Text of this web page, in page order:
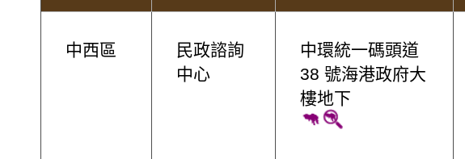
中西區
民政諮詢
中心
中環統一碼頭道
38 號海港政府大
樓地下